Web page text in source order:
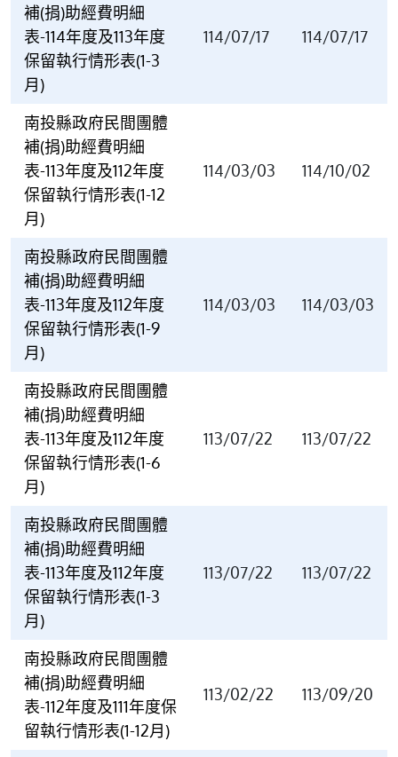
補(捐)助經費明細
表-114年度及113年度
保留執行情形表(1-3
月)
114/07/17 114/07/17
南投縣政府民間團體
補(捐)助經費明細
表-113年度及112年度
保留執行情形表(1-12
月)
114/03/03 114/10/02
南投縣政府民間團體
補(捐)助經費明細
表-113年度及112年度
保留執行情形表(1-9
月)
114/03/03 114/03/03
南投縣政府民間團體
補(捐)助經費明細
表-113年度及112年度
保留執行情形表(1-6
月)
113/07/22 113/07/22
南投縣政府民間團體
補(捐)助經費明細
表-113年度及112年度
保留執行情形表(1-3
月)
113/07/22 113/07/22
南投縣政府民間團體
補(捐)助經費明細
表-112年度及111年度保
留執行情形表(1-12月)
113/02/22 113/09/20